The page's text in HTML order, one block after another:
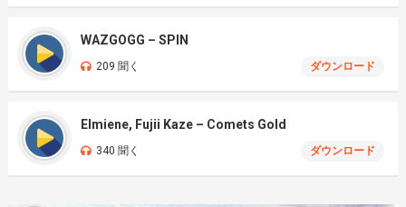
WAZGOGG – SPIN
209 聞く ダウンロード
Elmiene, Fujii Kaze – Comets Gold
340 聞く ダウンロード